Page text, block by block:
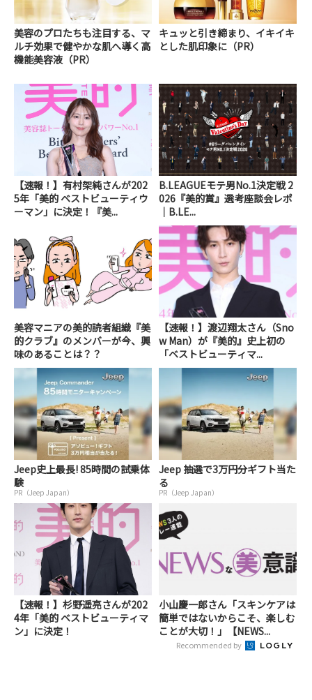
美容のプロたちも注目する、マ
ルチ効果で健やかな肌へ導く高
機能美容液（PR）
キュッと引き締まり、イキイキ
とした肌印象に（PR）
【速報！】有村架純さんが202
5年「美的 ベストビューティウ
ーマン」に決定！『美...
B.LEAGUEモテ男No.1決定戦 2
026『美的賞』選考座談会レポ
｜B.LE...
美容マニアの美的読者組織『美
的クラブ』のメンバーが今、興
味のあることは？？
【速報！】渡辺翔太さん（Sno
w Man）が『美的』史上初の
「ベストビューティマ...
Jeep史上最長! 85時間の試乗体
験
PR（Jeep Japan）
Jeep 抽選で3万円分ギフト当た
る
PR（Jeep Japan）
【速報！】杉野遥亮さんが202
4年「美的 ベストビューティマ
ン」に決定！
小山慶一郎さん「スキンケアは
簡単ではないからこそ、楽しむ
ことが大切！」【NEWS...
Recommended by